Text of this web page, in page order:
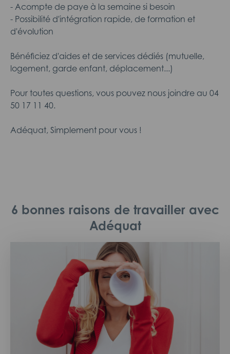
- Acompte de paye à la semaine si besoin
- Possibilité d'intégration rapide, de formation et
d'évolution
Bénéficiez d'aides et de services dédiés (mutuelle,
logement, garde enfant, déplacement...)
Pour toutes questions, vous pouvez nous joindre au 04
50 17 11 40.
Adéquat, Simplement pour vous !
6 bonnes raisons de travailler avec
Adéquat